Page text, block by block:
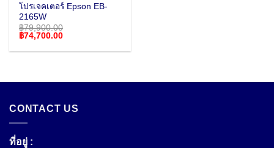
โปรเจคเตอร์ Epson EB-
2165W
฿79,900.00
Original
was:
฿74,700.00Current
is:
CONTACT US
ที่อยู่ :